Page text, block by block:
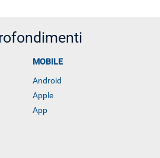
MOBILE
Android
Apple
App